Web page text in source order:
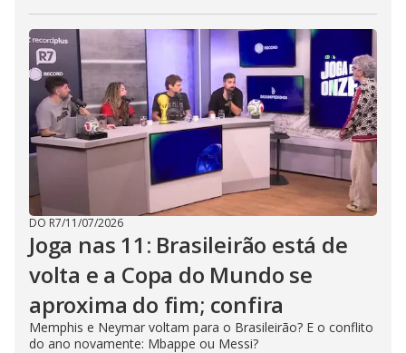
DO R7/11/07/2026
Joga nas 11: Brasileirão está de
volta e a Copa do Mundo se
aproxima do fim; confira
Memphis e Neymar voltam para o Brasileirão? E o conflito
do ano novamente: Mbappe ou Messi?